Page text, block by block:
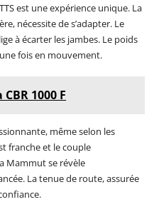
est une expérience unique. La
nécessite de s’adapter. Le
à écarter les jambes. Le poids
une fois en mouvement.
1000 F
même selon les
franche et le couple
Mammut se révèle
La tenue de route, assurée